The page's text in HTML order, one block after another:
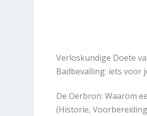
Verloskundige Doete
Badbevalling: iets voor
De Oerbron: Waarom
(Historie,